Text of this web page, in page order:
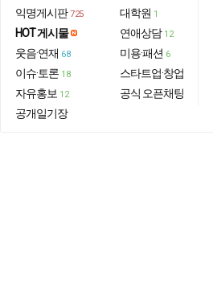
익명게시판 725
HOT 게시물
웃음·연재 68
이슈·토론 18
자유홍보 12
공개일기장
대학원 1
연애상담 12
미용·패션 6
스타트업·창업
공식 오픈채팅